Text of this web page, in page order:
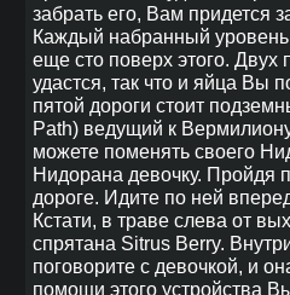
забрать его, Вам придется
Каждый набранный
еще сто поверх этого. Двух
удастся, так что и яйца Вы
пятой дороги стоит
Path) ведущий к
можете поменять своего
Нидорана девочку. Пройдя
дороге. Идите по ней
Кстати, в траве слева от
спрятана Sitrus Berry.
поговорите с девочкой, и
помощи этого устройства